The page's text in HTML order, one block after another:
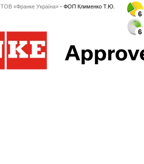
ТОВ «Франке Україна»- ФОП Клименко Т.Ю.
6
6
6
6
6
6
6
6
6
6
6
6
6
6
6
6
6
6
6
6
6
6
6
6